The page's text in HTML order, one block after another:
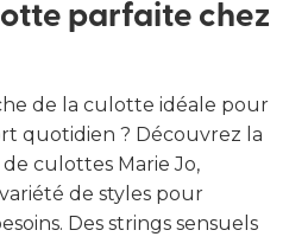
parfaite chez
de la culotte idéale pour
quotidien ? Découvrez la
culottes Marie Jo,
de styles pour
Des strings sensuels